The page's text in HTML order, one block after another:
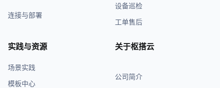
连接与部署
设备巡检
工单售后
实践与资源
场景实践
模板中心
关于枢搭云
公司简介